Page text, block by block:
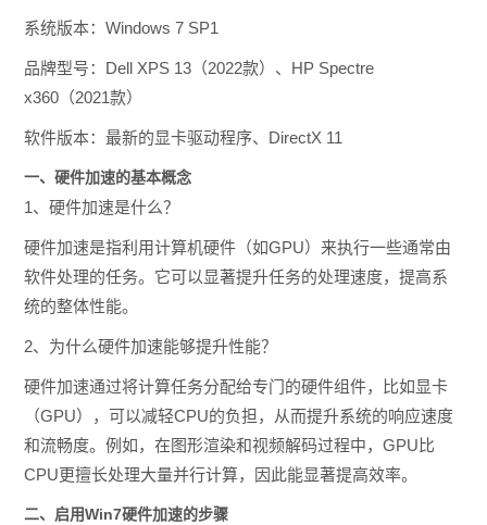
系统版本：Windows 7 SP1
品牌型号：Dell XPS 13（2022款）、HP Spectre
x360（2021款）
软件版本：最新的显卡驱动程序、DirectX 11
一、硬件加速的基本概念
1、硬件加速是什么？
硬件加速是指利用计算机硬件（如GPU）来执行一些通常由
软件处理的任务。它可以显著提升任务的处理速度，提高系
统的整体性能。
2、为什么硬件加速能够提升性能？
硬件加速通过将计算任务分配给专门的硬件组件，比如显卡
（GPU），可以减轻CPU的负担，从而提升系统的响应速度
和流畅度。例如，在图形渲染和视频解码过程中，GPU比
CPU更擅长处理大量并行计算，因此能显著提高效率。
二、启用Win7硬件加速的步骤